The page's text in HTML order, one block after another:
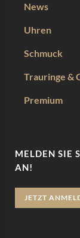
News
Uhren
Schmuck
Trauringe &
Premium
MELDEN SIE
AN!
JETZT